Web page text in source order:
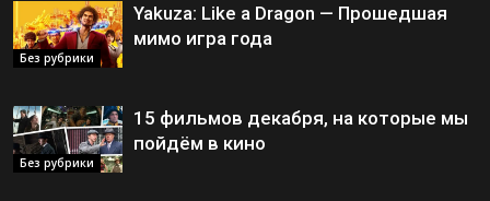
Без рубрики
Yakuza: Like a Dragon — Прошедшая
мимо игра года
Без рубрики
15 фильмов декабря, на которые мы
пойдём в кино